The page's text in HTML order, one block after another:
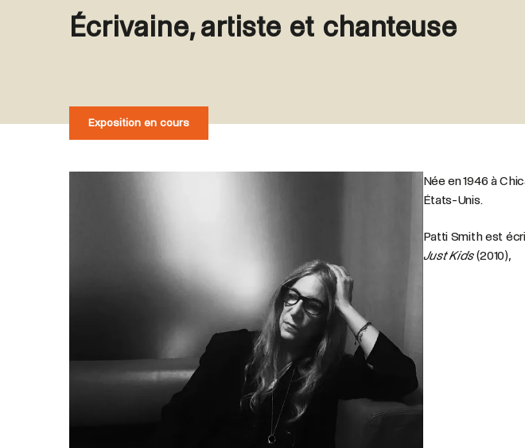
Écrivaine, artiste et chanteuse
Exposition en cours
Née en 1946 à
États-Unis.
Patti Smith est
Just Kids (2010),